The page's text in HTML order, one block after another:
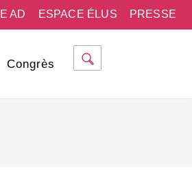
PRESSE
ESPACE ÉLUS
AD
Congrès